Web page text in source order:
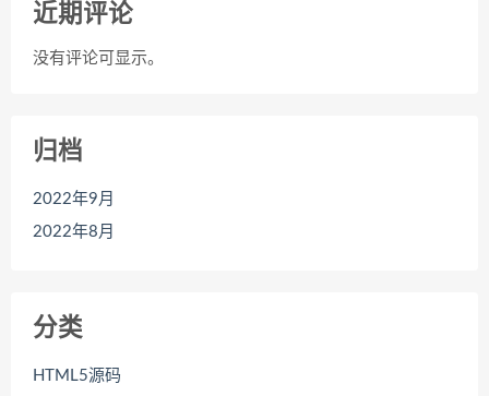
近期评论
没有评论可显示。
归档
2022年9月
2022年8月
分类
HTML5源码